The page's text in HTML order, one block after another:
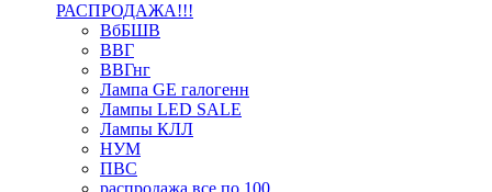
РАСПРОДАЖА!!!
ВбБШВ
ВВГ
ВВГнг
Лампа GE галогенн
Лампы LED SALE
Лампы КЛЛ
НУМ
ПВС